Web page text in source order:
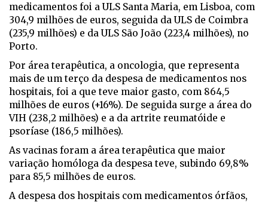
medicamentos foi a ULS Santa Maria, em Lisboa, com
304,9 milhões de euros, seguida da ULS de Coimbra
(235,9 milhões) e da ULS São João (223,4 milhões), no
Porto.
Por área terapêutica, a oncologia, que representa
mais de um terço da despesa de medicamentos nos
hospitais, foi a que teve maior gasto, com 864,5
milhões de euros (+16%). De seguida surge a área do
VIH (238,2 milhões) e a da artrite reumatóide e
psoríase (186,5 milhões).
As vacinas foram a área terapêutica que maior
variação homóloga da despesa teve, subindo 69,8%
para 85,5 milhões de euros.
A despesa dos hospitais com medicamentos órfãos,